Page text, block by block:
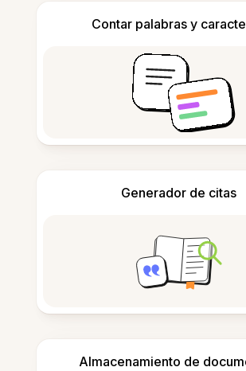
Contar palabras y
Generador de citas
Almacenamiento de